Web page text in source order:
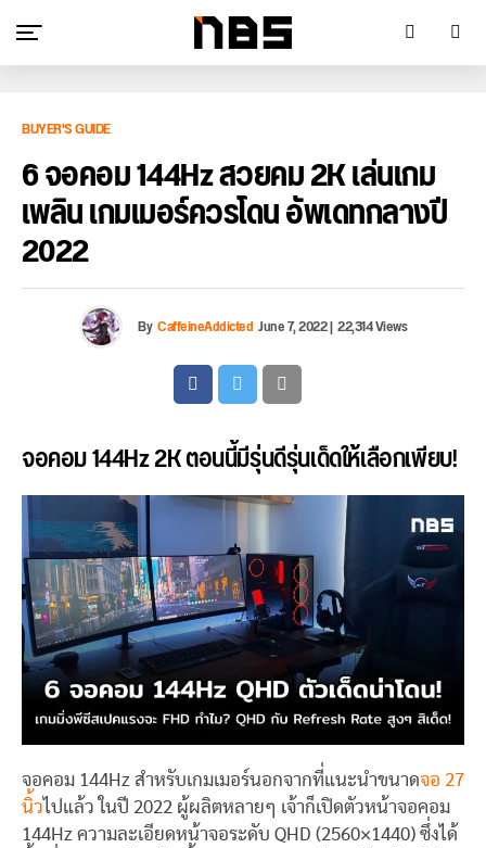
BUYER'S GUIDE
6 จอคอม 144Hz สวยคม 2K เล่นเกม
เพลิน เกมเมอร์ควรโดน อัพเดทกลางปี
2022
ByCaffeineAddictedJune 7, 2022|22,314 Views
จอคอม 144Hz 2K ตอนนี้มีรุ่นดีรุ่นเด็ดให้เลือกเพียบ!
จอคอม 144Hz สำหรับเกมเมอร์นอกจากที่แนะนำขนาดจอ 27
นิ้ว ไปแล้ว ในปี 2022 ผู้ผลิตหลายๆ เจ้าก็เปิดตัวหน้าจอคอม
144Hz ความละเอียดหน้าจอระดับ QHD (2560×1440) ซึ่งได้